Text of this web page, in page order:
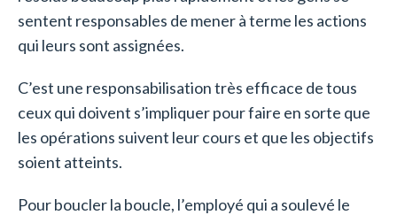
sentent responsables de mener à terme les actions
qui leurs sont assignées.
C’est une responsabilisation très efficace de tous
ceux qui doivent s’impliquer pour faire en sorte que
les opérations suivent leur cours et que les objectifs
soient atteints.
Pour boucler la boucle, l’employé qui a soulevé le